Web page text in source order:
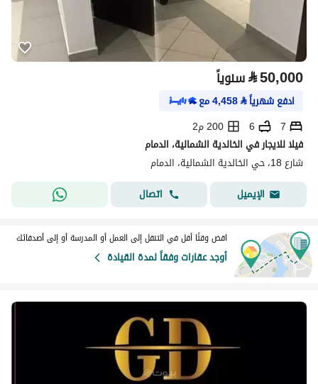
⃁50,000 سنوياً
ادفع شهرياً⃁
4,458مع
7
6
200 م2
فيلا للايجار في الخالدية الشمالية، الدمام
شارع 18، حي الخالدية الشمالية، الدمام
الإيميل
اتصال
اقض وقتًا أقل في التنقل إلى العمل أو المدرسة أو إلى أصدقائك
أوجد عقارات وفقاً لمدة القيادة